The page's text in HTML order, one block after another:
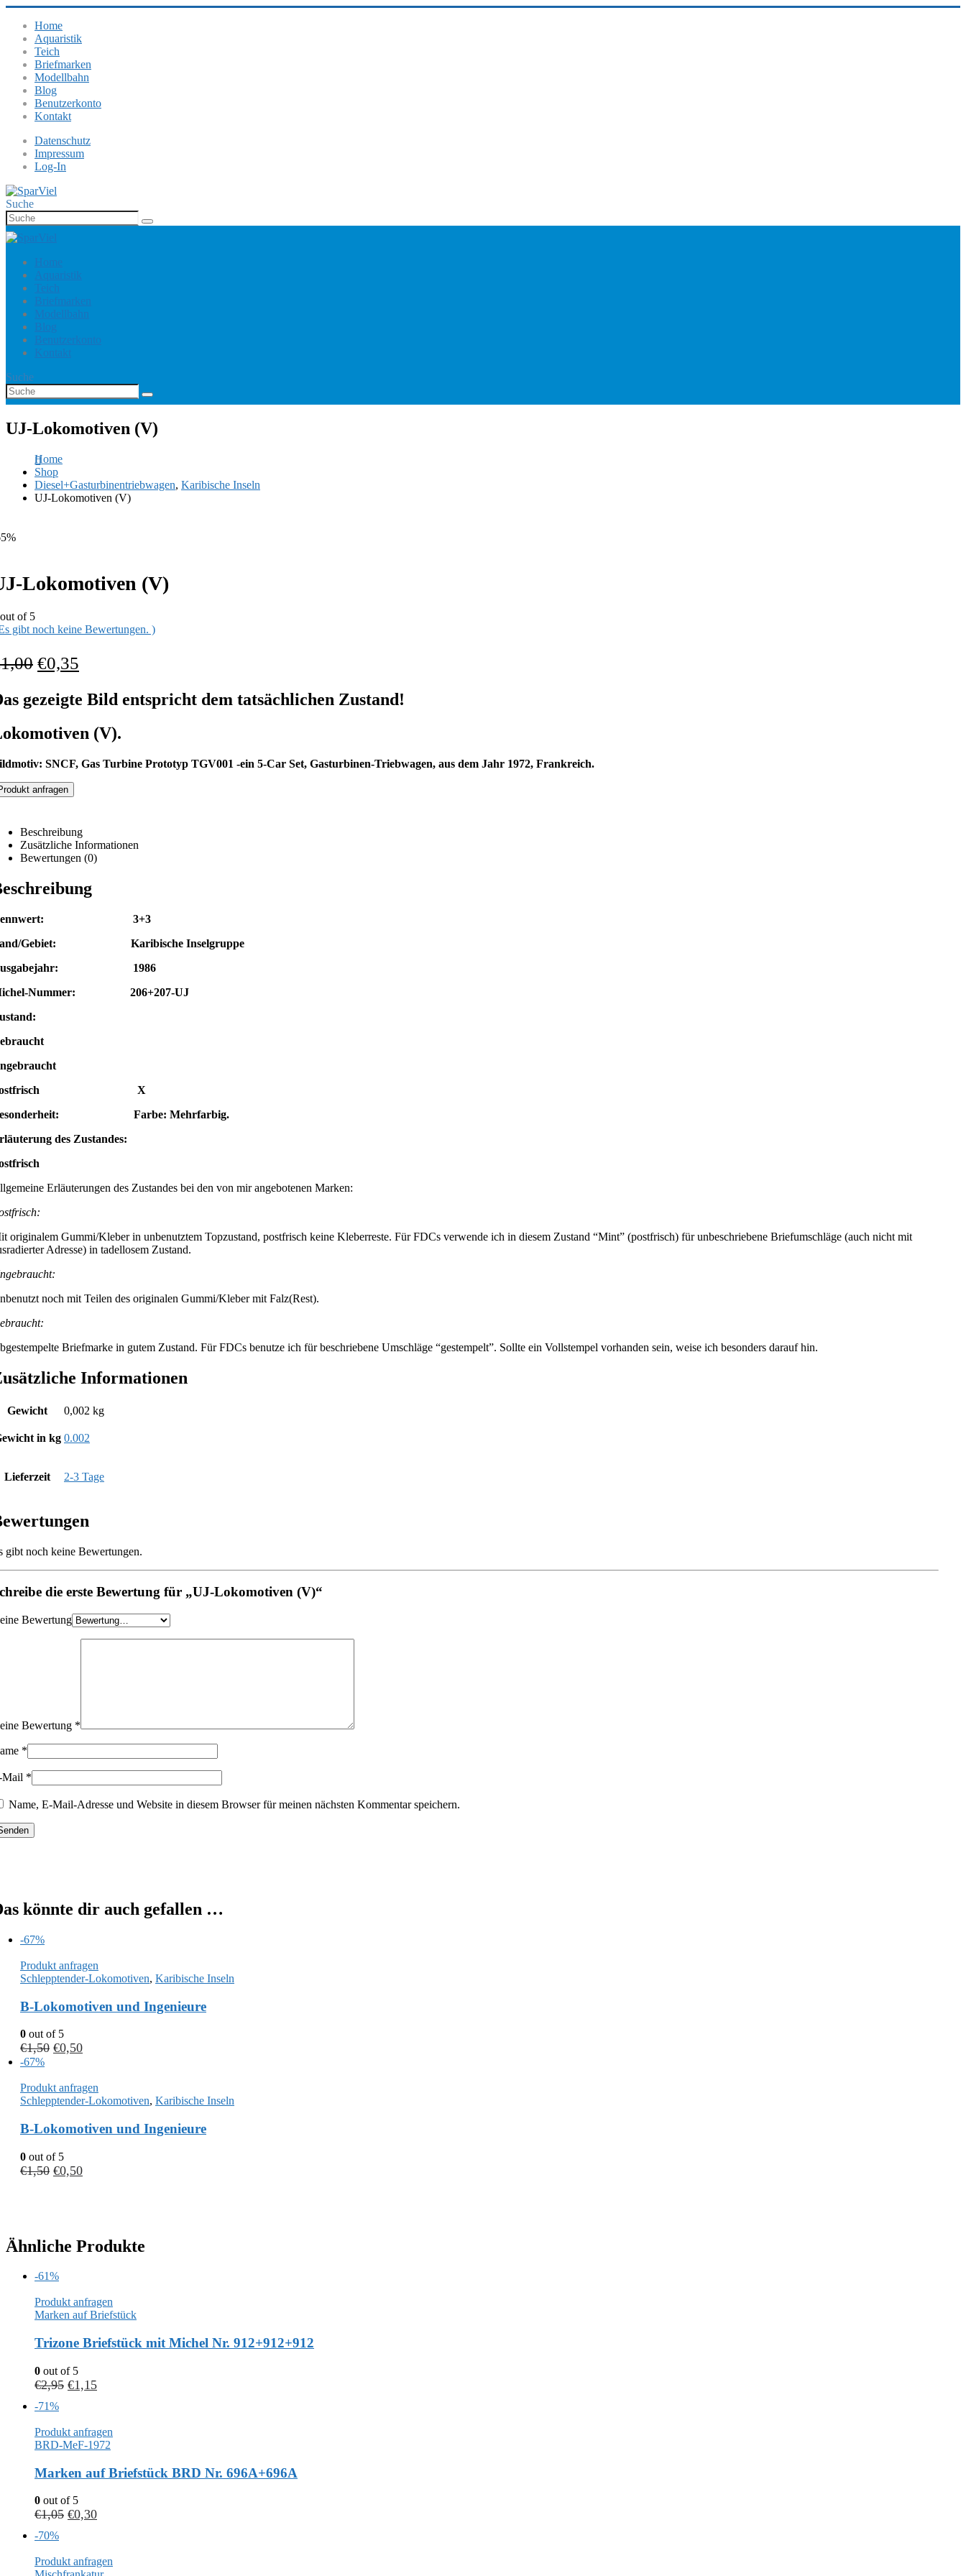
Home
Aquaristik
Teich
Briefmarken
Modellbahn
Blog
Benutzerkonto
Kontakt
Datenschutz
Impressum
Log-In
Suche
Home
Aquaristik
Teich
Briefmarken
Modellbahn
Blog
Benutzerkonto
Kontakt
Suche
UJ-Lokomotiven (V)
Home
Shop
Diesel+Gasturbinentriebwagen, Karibische Inseln
UJ-Lokomotiven (V)
Lokomotiven (V)
of 5
gibt noch keine Bewertungen. )
1,00 €0,35
gezeigte Bild entspricht dem tatsächlichen Zustand!
(V).
SNCF, Gas Turbine Prototyp TGV001 -ein 5-Car Set, Gasturbinen-Triebwagen, aus dem Jahr 1972, Frankreich.
anfragen
Beschreibung
Zusätzliche Informationen
Bewertungen (0)
3+3
Gebiet: Karibische Inselgruppe
1986
Nummer: 206+207-UJ
X
Farbe: Mehrfarbig.
des Zustandes:
Erläuterungen des Zustandes bei den von mir angebotenen Marken:
originalem Gummi/Kleber in unbenutztem Topzustand, postfrisch keine Kleberreste. Für FDCs verwende ich in diesem Zustand “Mint” (postfrisch) für unbeschriebene Briefumschläge (auch nicht mit
Adresse) in tadellosem Zustand.
noch mit Teilen des originalen Gummi/Kleber mit Falz(Rest).
Briefmarke in gutem Zustand. Für FDCs benutze ich für beschriebene Umschläge “gestempelt”. Sollte ein Vollstempel vorhanden sein, weise ich besonders darauf hin.
Informationen
Gewicht 0,002 kg
in kg 0.002
Lieferzeit 2-3 Tage
gibt noch keine Bewertungen.
die erste Bewertung für „UJ-Lokomotiven (V)“
Bewertung
Bewertung *
*
Mail *
Name, E-Mail-Adresse und Website in diesem Browser für meinen nächsten Kommentar speichern.
könnte dir auch gefallen …
-67%
Produkt anfragen
Schlepptender-Lokomotiven, Karibische Inseln
B-Lokomotiven und Ingenieure
0 out of 5
€1,50 €0,50
-67%
Produkt anfragen
Schlepptender-Lokomotiven, Karibische Inseln
B-Lokomotiven und Ingenieure
0 out of 5
€1,50 €0,50
Ähnliche Produkte
-61%
Produkt anfragen
Marken auf Briefstück
Trizone Briefstück mit Michel Nr. 912+912+912
0 out of 5
€2,95 €1,15
-71%
Produkt anfragen
BRD-MeF-1972
Marken auf Briefstück BRD Nr. 696A+696A
0 out of 5
€1,05 €0,30
-70%
Produkt anfragen